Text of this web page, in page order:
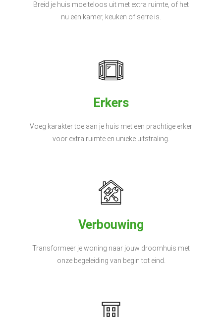
Breid je huis moeiteloos uit met extra ruimte, of het
nu een kamer, keuken of serre is.
Erkers
Voeg karakter toe aan je huis met een prachtige erker
voor extra ruimte en unieke uitstraling.
Verbouwing
Transformeer je woning naar jouw droomhuis met
onze begeleiding van begin tot eind.